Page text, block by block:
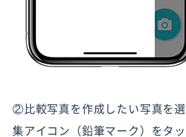
②比較写真を作成したい写真を
集アイコン（鉛筆マーク）をタ